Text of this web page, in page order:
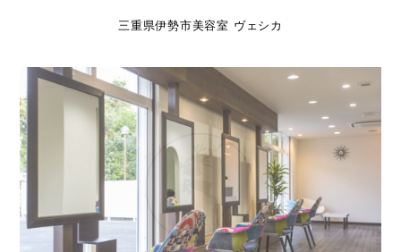
三重県伊勢市美容室 ヴェシカ